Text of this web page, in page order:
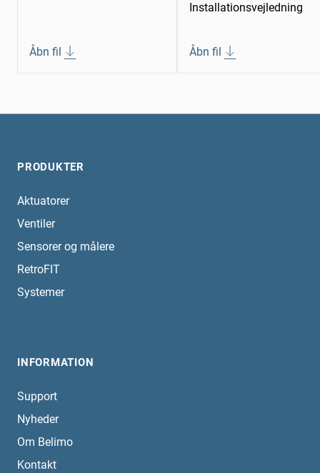
Åbn fil
Installationsvejledning
Åbn fil
PRODUKTER
Aktuatorer
Ventiler
Sensorer og målere
RetroFIT
Systemer
INFORMATION
Support
Nyheder
Om Belimo
Kontakt